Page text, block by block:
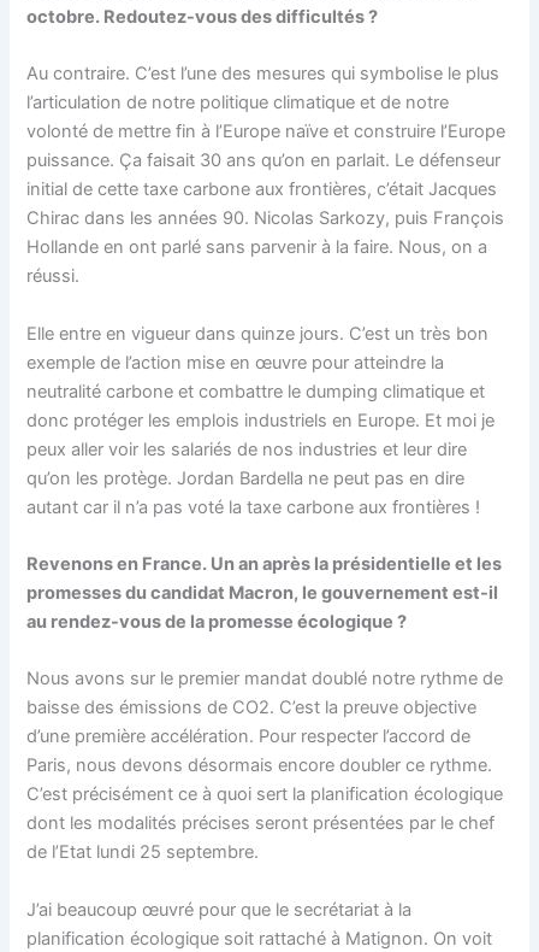
octobre. Redoutez-vous des difficultés ?
Au contraire. C’est l’une des mesures qui symbolise le plus
l’articulation de notre politique climatique et de notre
volonté de mettre fin à l’Europe naïve et construire l’Europe
puissance. Ça faisait 30 ans qu’on en parlait. Le défenseur
initial de cette taxe carbone aux frontières, c’était Jacques
Chirac dans les années 90. Nicolas Sarkozy, puis François
Hollande en ont parlé sans parvenir à la faire. Nous, on a
réussi.
Elle entre en vigueur dans quinze jours. C’est un très bon
exemple de l’action mise en œuvre pour atteindre la
neutralité carbone et combattre le dumping climatique et
donc protéger les emplois industriels en Europe. Et moi je
peux aller voir les salariés de nos industries et leur dire
qu’on les protège. Jordan Bardella ne peut pas en dire
autant car il n’a pas voté la taxe carbone aux frontières !
Revenons en France. Un an après la présidentielle et les
promesses du candidat Macron, le gouvernement est-il
au rendez-vous de la promesse écologique ?
Nous avons sur le premier mandat doublé notre rythme de
baisse des émissions de CO2. C’est la preuve objective
d’une première accélération. Pour respecter l’accord de
Paris, nous devons désormais encore doubler ce rythme.
C’est précisément ce à quoi sert la planification écologique
dont les modalités précises seront présentées par le chef
de l’Etat lundi 25 septembre.
J’ai beaucoup œuvré pour que le secrétariat à la
planification écologique soit rattaché à Matignon. On voit